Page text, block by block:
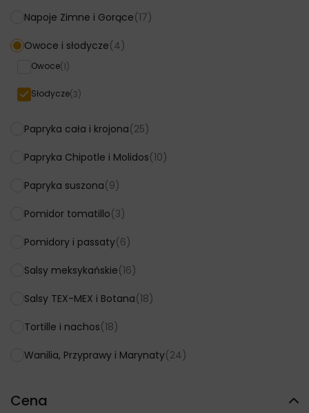
Napoje Zimne i Gorące(17)
Owoce i słodycze(4)
Owoce(1)
Słodycze(3)
Papryka cała i krojona(25)
Papryka Chipotle i Molidos(10)
Papryka suszona(9)
Pomidor tomatillo(3)
Pomidory i passaty(6)
Salsy meksykańskie(16)
Salsy TEX-MEX i Botana(18)
Tortille i nachos(18)
Wanilia, Przyprawy i Marynaty(24)
Cena